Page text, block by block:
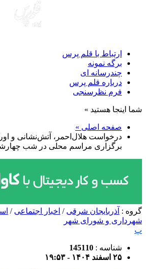
ارتباط با قلم پرس
برگه نمونه
چندرسانه ای
درباره قلم پرس
فرم نظرسنجی
شما اینجا هستید »
صفحه اصلی »
درخواست هلال‌احمر، آتش‌نشانی و
برگزاری مراسم محلی در شب
گروه : آذربایجان شرقی / اخبار اجتماعی /
شهرداری و شورای شهر
پ
شناسه : 145110
۲۵ اسفند ۱۴۰۴ - ۱۹:۵۳